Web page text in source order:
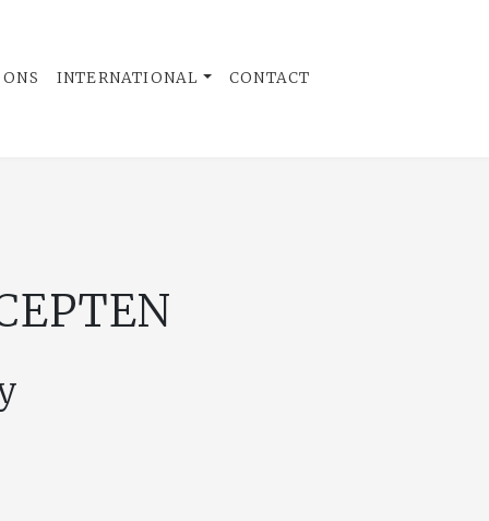
INTERNATIONAL CONTACT